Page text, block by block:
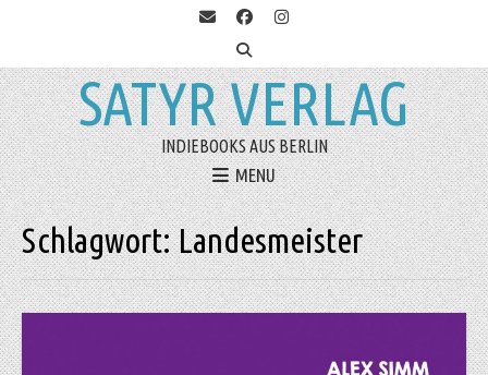
SATYR VERLAG
INDIEBOOKS AUS BERLIN
MENU
Schlagwort:Landesmeister